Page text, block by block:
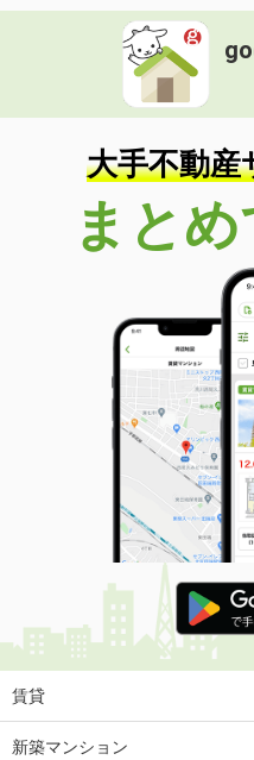
大手不動産
まとめ
賃貸
新築マンション